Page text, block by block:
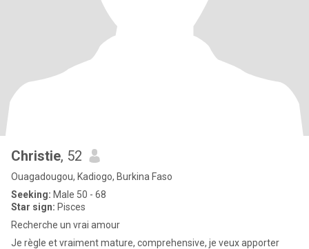
Christie, 52
Ouagadougou, Kadiogo, Burkina Faso
Seeking: Male 50 - 68
Star sign: Pisces
Recherche un vrai amour
Je règle et vraiment mature, comprehensive, je veux apporter